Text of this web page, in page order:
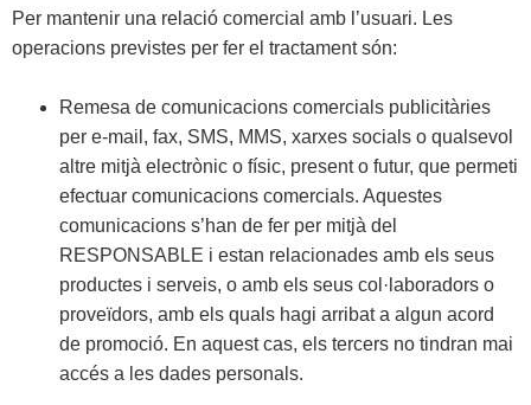
Per mantenir una relació comercial amb l’usuari. Les
operacions previstes per fer el tractament són:
Remesa de comunicacions comercials publicitàries
per e-mail, fax, SMS, MMS, xarxes socials o qualsevol
altre mitjà electrònic o físic, present o futur, que permeti
efectuar comunicacions comercials. Aquestes
comunicacions s’han de fer per mitjà del
RESPONSABLE i estan relacionades amb els seus
productes i serveis, o amb els seus col·laboradors o
proveïdors, amb els quals hagi arribat a algun acord
de promoció. En aquest cas, els tercers no tindran mai
accés a les dades personals.